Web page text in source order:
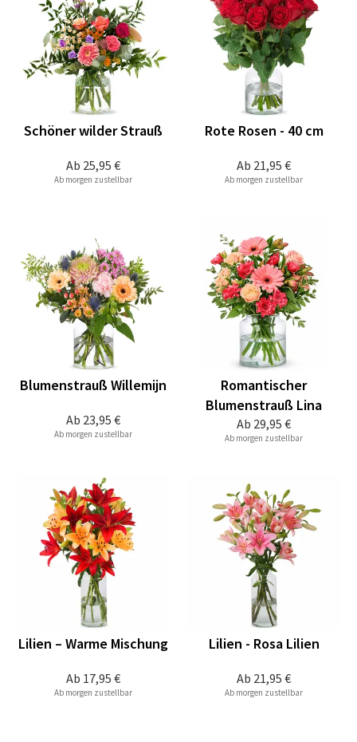
Ab 25,95 €
Schöner wilder Strauß
Ab morgen zustellbar
Ab 21,95 €
Rote Rosen - 40 cm
Ab morgen zustellbar
Ab 23,95 €
Blumenstrauß Willemijn
Ab morgen zustellbar
Ab 29,95 €
Romantischer
Blumenstrauß Lina
Ab morgen zustellbar
Ab 17,95 €
Lilien – Warme Mischung
Ab morgen zustellbar
Ab 21,95 €
Lilien - Rosa Lilien
Ab morgen zustellbar